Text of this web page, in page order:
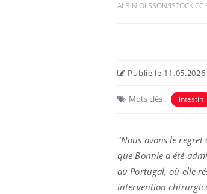
ALBIN OLSSON/ISTOCK CC
Publié le
Mots clés : intestin
"Nous avons le regret
que Bonnie a été
au Portugal, où elle
intervention
Pourquoi votre
gâche-t-il les
jours de vos